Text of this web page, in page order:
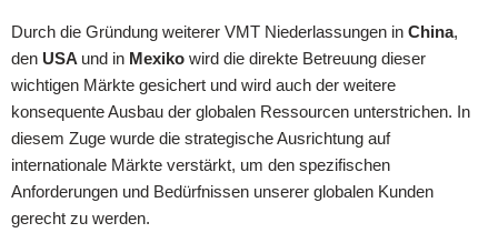
Durch die Gründung weiterer VMT Niederlassungen in China,
den USA und in Mexiko wird die direkte Betreuung dieser
wichtigen Märkte gesichert und wird auch der weitere
konsequente Ausbau der globalen Ressourcen unterstrichen. In
diesem Zuge wurde die strategische Ausrichtung auf
internationale Märkte verstärkt, um den spezifischen
Anforderungen und Bedürfnissen unserer globalen Kunden
gerecht zu werden.